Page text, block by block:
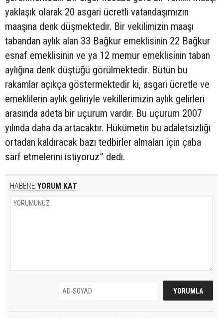
yaklaşık olarak 20 asgari ücretli vatandaşımızın
maaşına denk düşmektedir. Bir vekilimizin maaşı
tabandan aylık alan 33 Bağkur emeklisinin 22 Bağkur
esnaf emeklisinin ve ya 12 memur emeklisinin taban
aylığına denk düştüğü görülmektedir. Bütün bu
rakamlar açıkça göstermektedir ki, asgari ücretle ve
emeklilerin aylık geliriyle vekillerimizin aylık gelirleri
arasında adeta bir uçurum vardır. Bu uçurum 2007
yılında daha da artacaktır. Hükümetin bu adaletsizliği
ortadan kaldıracak bazı tedbirler almaları için çaba
sarf etmelerini istiyoruz” dedi.
HABERE YORUM KAT